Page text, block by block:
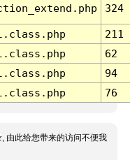
324
211
62
94
76
由此给您带来的访问不便我